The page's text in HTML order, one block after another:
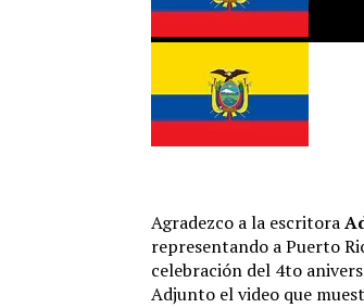
Agradezco a la escritora
representando a Puerto
celebración del 4to
Adjunto el video que